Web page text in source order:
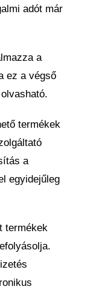
adót már
a
ez a végső
termékek
a
egyidejűleg
termékek